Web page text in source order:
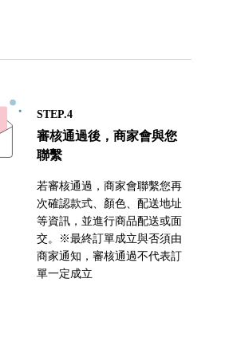
STEP.4
審核通過後，商家會與您
聯繫
若審核通過，商家會聯繫您再
次確認款式、顏色、配送地址
等資訊，並進行商品配送或面
交。※最終訂單成立與否須由
商家通知，審核通過不代表訂
單一定成立